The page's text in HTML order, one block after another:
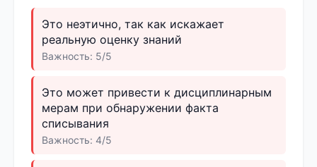
Это неэтично, так как искажает
реальную оценку знаний
Важность: 5/5
Это может привести к дисциплинарным
мерам при обнаружении факта
списывания
Важность: 4/5